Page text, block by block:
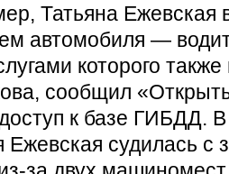
Татьяна Ежевская
автомобиля —
которого
сообщил
к базе ГИБДД.
Ежевская судилась